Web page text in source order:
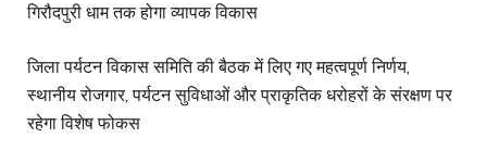
गिरौदपुरी धाम तक होगा व्यापक विकास
जिला पर्यटन विकास समिति की बैठक में लिए गए महत्वपूर्ण निर्णय,
स्थानीय रोजगार, पर्यटन सुविधाओं और प्राकृतिक धरोहरों के संरक्षण पर
रहेगा विशेष फोकस